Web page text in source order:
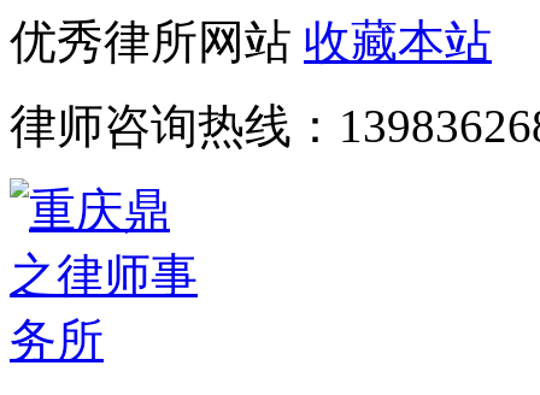
优秀律所网站 收藏本站
律师咨询热线：